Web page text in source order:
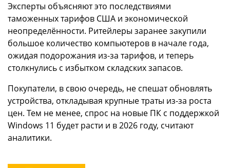
Эксперты объясняют это последствиями
таможенных тарифов США и экономической
неопределённости. Ритейлеры заранее закупили
большое количество компьютеров в начале года,
ожидая подорожания из-за тарифов, и теперь
столкнулись с избытком складских запасов.
Покупатели, в свою очередь, не спешат обновлять
устройства, откладывая крупные траты из-за роста
цен. Тем не менее, спрос на новые ПК с поддержкой
Windows 11 будет расти и в 2026 году, считают
аналитики.